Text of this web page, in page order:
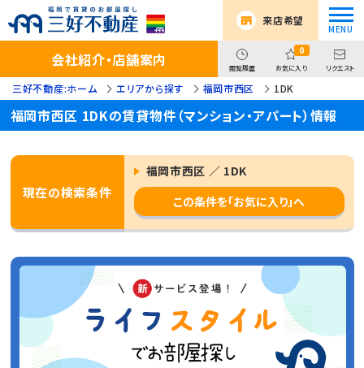
来店希望
会社紹介・店舗案内 閲覧履歴
0
お気に入り リクエスト
三好不動産:ホーム エリアから探す 福岡市西区 1DK
福岡市西区 1DKの賃貸物件（マンション・アパート）情報
現在の検索条件
福岡市西区 ／ 1DK
この条件を「お気に入り」へ